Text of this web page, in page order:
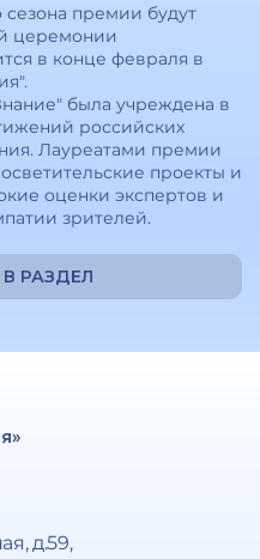
сезона премии будут
церемонии
в конце февраля в
была учреждена в
российских
Лауреатами премии
проекты и
оценки экспертов и
зрителей.
РАЗДЕЛ
д.59,